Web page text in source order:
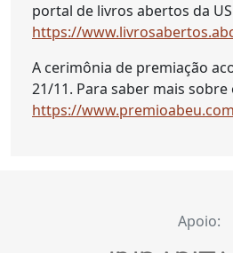
portal de livros abertos da
https://
A cerimônia de premiação
21/11. Para saber mais sobre
https://
Apoio: